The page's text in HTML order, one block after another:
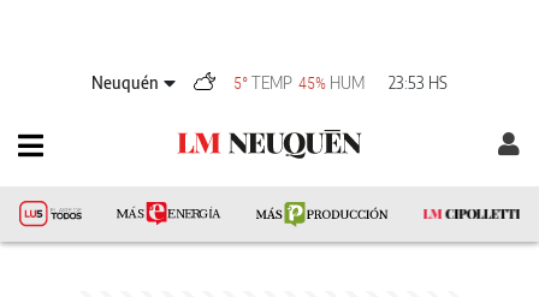
Neuquén 5° TEMP 45% HUM 23:53 HS